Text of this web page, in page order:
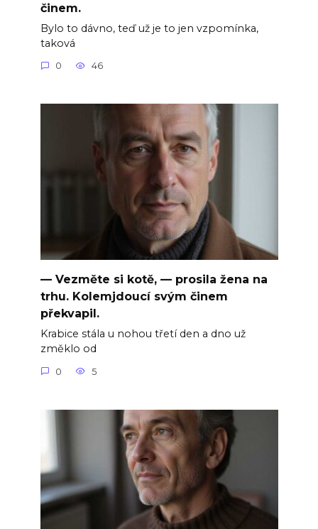
činem.
Bylo to dávno, teď už je to jen vzpomínka,
taková
0 46
— Vezměte si kotě, — prosila žena na
trhu. Kolemjdoucí svým činem
překvapil.
Krabice stála u nohou třetí den a dno už
změklo od
0 5